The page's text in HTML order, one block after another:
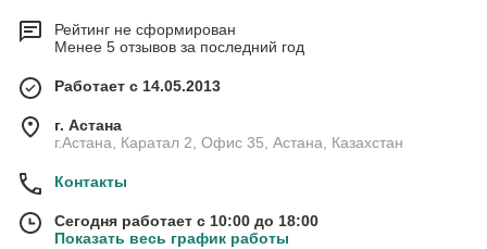
Рейтинг не сформирован
Менее 5 отзывов за последний год
Работает с 14.05.2013
г. Астана
г.Астана, Каратал 2, Офис 35, Астана, Казахстан
Контакты
Сегодня работает с 10:00 до 18:00
Показать весь график работы